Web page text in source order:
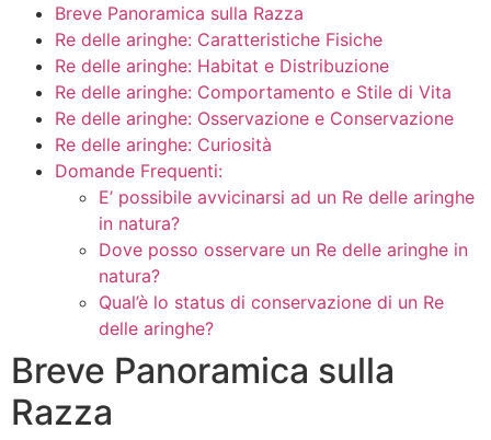
Breve Panoramica sulla Razza
Re delle aringhe: Caratteristiche Fisiche
Re delle aringhe: Habitat e Distribuzione
Re delle aringhe: Comportamento e Stile di Vita
Re delle aringhe: Osservazione e Conservazione
Re delle aringhe: Curiosità
Domande Frequenti:
E’ possibile avvicinarsi ad un Re delle aringhe
in natura?
Dove posso osservare un Re delle aringhe in
natura?
Qual’è lo status di conservazione di un Re
delle aringhe?
Breve Panoramica sulla
Razza